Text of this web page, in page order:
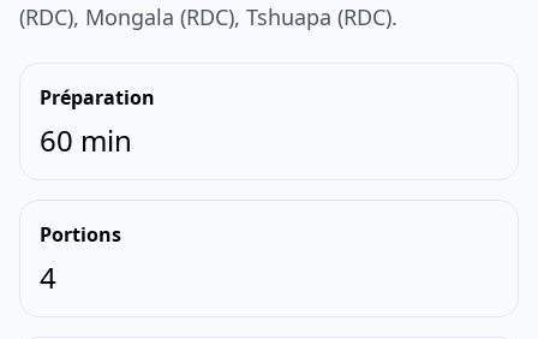
(RDC), Mongala (RDC), Tshuapa (RDC).
Préparation
60 min
Portions
4